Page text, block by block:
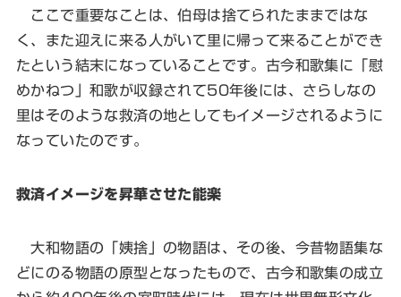
ここで重要なことは、伯母は捨てられたままではな
く、また迎えに来る人がいて里に帰って来ることができ
たという結末になっていることです。古今和歌集に「慰
めかねつ」和歌が収録されて50年後には、さらしなの
里はそのような救済の地としてもイメージされるように
なっていたのです。
救済イメージを昇華させた能楽
大和物語の「姨捨」の物語は、その後、今昔物語集な
どにのる物語の原型となったもので、古今和歌集の成立